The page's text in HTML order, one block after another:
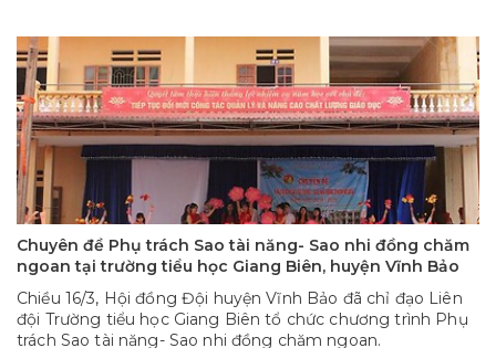
Chuyên đề Phụ trách Sao tài năng- Sao nhi đồng chăm
ngoan tại trường tiểu học Giang Biên, huyện Vĩnh Bảo
Chiều 16/3, Hội đồng Đội huyện Vĩnh Bảo đã chỉ đạo Liên
đội Trường tiểu học Giang Biên tổ chức chương trình Phụ
trách Sao tài năng- Sao nhi đồng chăm ngoan.